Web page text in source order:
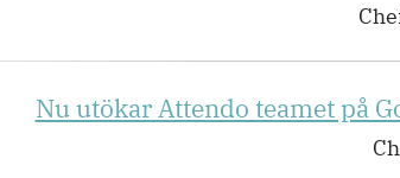
Nu utökar Attendo teamet på